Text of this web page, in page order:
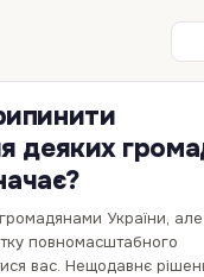
деяких
України, але
повномасштабного
вас. Нещодавнє